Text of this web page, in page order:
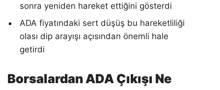
sonra yeniden hareket ettiğini gösterdi
ADA fiyatındaki sert düşüş bu hareketliliği
olası dip arayışı açısından önemli hale
getirdi
Borsalardan ADA Çıkışı Ne